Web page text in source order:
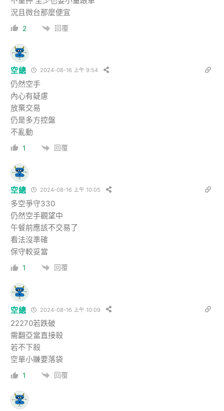
況且微台那麼便宜
2 回覆
空總 2024-08-16 上午 9:54
仍然空手
內心有疑慮
放棄交易
仍是多方控盤
不亂動
1 回覆
空總 2024-08-16 上午 10:05
多空爭守330
仍然空手觀望中
午餐前應該不交易了
看法沒準確
保守較妥當
1 回覆
空總 2024-08-16 上午 10:09
22270若跌破
需翻亞當直接殺
若不下殺
空單小賺要落袋
1 回覆